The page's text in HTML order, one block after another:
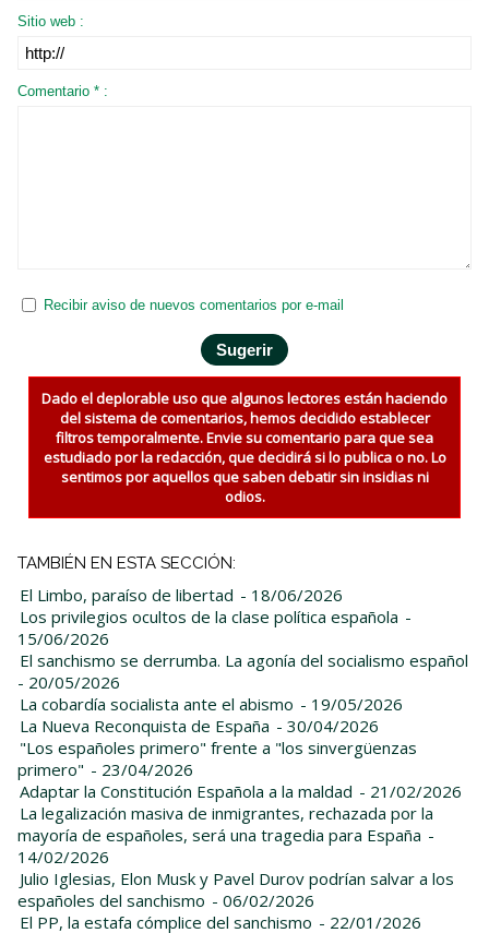
Sitio web :
Comentario * :
Recibir aviso de nuevos comentarios por e-mail
Dado el deplorable uso que algunos lectores están haciendo
del sistema de comentarios, hemos decidido establecer
filtros temporalmente. Envie su comentario para que sea
estudiado por la redacción, que decidirá si lo publica o no. Lo
sentimos por aquellos que saben debatir sin insidias ni
odios.
TAMBIÉN EN ESTA SECCIÓN:
El Limbo, paraíso de libertad - 18/06/2026
Los privilegios ocultos de la clase política española -
15/06/2026
El sanchismo se derrumba. La agonía del socialismo español
- 20/05/2026
La cobardía socialista ante el abismo - 19/05/2026
La Nueva Reconquista de España - 30/04/2026
"Los españoles primero" frente a "los sinvergüenzas
primero" - 23/04/2026
Adaptar la Constitución Española a la maldad - 21/02/2026
La legalización masiva de inmigrantes, rechazada por la
mayoría de españoles, será una tragedia para España -
14/02/2026
Julio Iglesias, Elon Musk y Pavel Durov podrían salvar a los
españoles del sanchismo - 06/02/2026
El PP, la estafa cómplice del sanchismo - 22/01/2026